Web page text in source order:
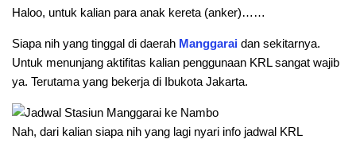
Haloo, untuk kalian para anak kereta (anker)……
Siapa nih yang tinggal di daerah Manggarai dan sekitarnya.
Untuk menunjang aktifitas kalian penggunaan KRL sangat wajib
ya. Terutama yang bekerja di Ibukota Jakarta.
Nah, dari kalian siapa nih yang lagi nyari info jadwal KRL